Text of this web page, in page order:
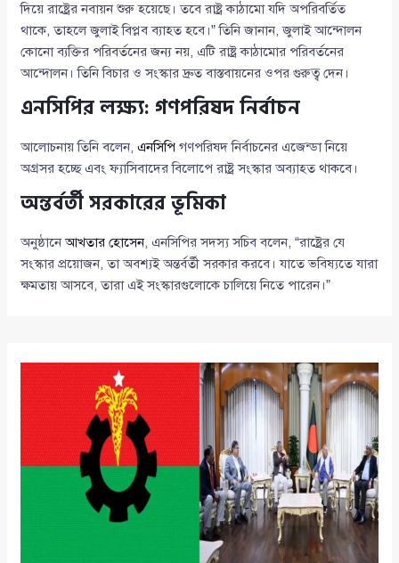
দিয়ে রাষ্ট্রের নবায়ন শুরু হয়েছে। তবে রাষ্ট্র কাঠামো যদি অপরিবর্তিত
থাকে, তাহলে জুলাই বিপ্লব ব্যাহত হবে।” তিনি জানান, জুলাই আন্দোলন
কোনো ব্যক্তির পরিবর্তনের জন্য নয়, এটি রাষ্ট্র কাঠামোর পরিবর্তনের
আন্দোলন। তিনি বিচার ও সংস্কার দ্রুত বাস্তবায়নের ওপর গুরুত্ব দেন।
এনসিপির লক্ষ্য: গণপরিষদ নির্বাচন
আলোচনায় তিনি বলেন,এনসিপি গণপরিষদ নির্বাচনের এজেন্ডা নিয়ে
অগ্রসর হচ্ছে এবং ফ্যাসিবাদের বিলোপে রাষ্ট্র সংস্কার অব্যাহত থাকবে।
অন্তর্বর্তী সরকারের ভূমিকা
অনুষ্ঠানেআখতার হোসেন, এনসিপির সদস্য সচিব বলেন, “রাষ্ট্রের যে
সংস্কার প্রয়োজন, তা অবশ্যই অন্তর্বর্তী সরকার করবে। যাতে ভবিষ্যতে যারা
ক্ষমতায় আসবে, তারা এই সংস্কারগুলোকে চালিয়ে নিতে পারেন।”